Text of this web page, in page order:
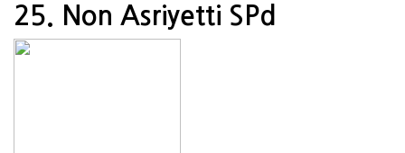
25. Non Asriyetti SPd